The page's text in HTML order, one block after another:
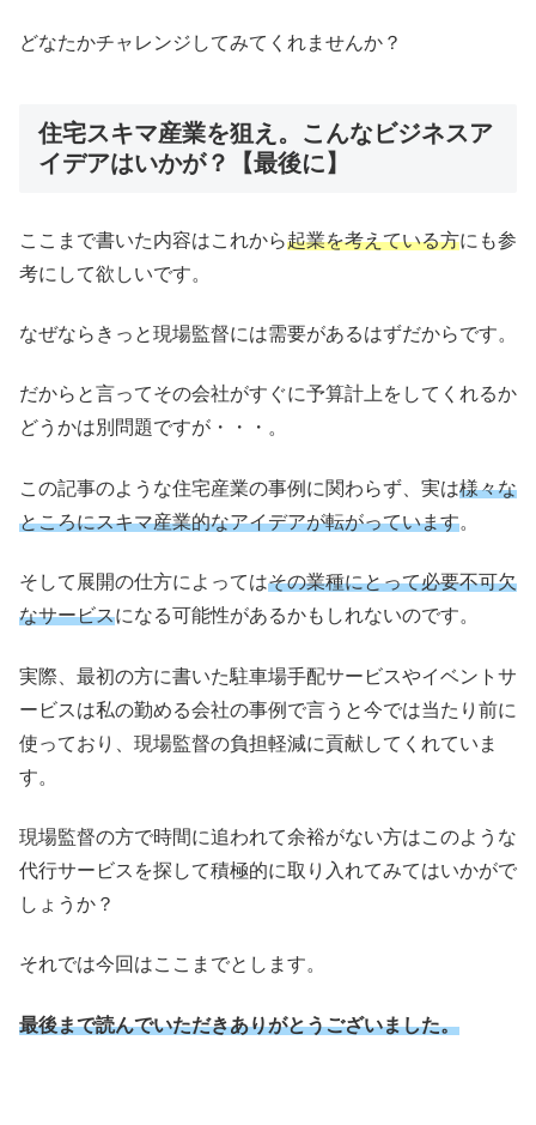
どなたかチャレンジしてみてくれませんか？
住宅スキマ産業を狙え。こんなビジネスア
イデアはいかが？【最後に】
ここまで書いた内容はこれから起業を考えている方にも参
考にして欲しいです。
なぜならきっと現場監督には需要があるはずだからです。
だからと言ってその会社がすぐに予算計上をしてくれるか
どうかは別問題ですが・・・。
この記事のような住宅産業の事例に関わらず、実は様々な
ところにスキマ産業的なアイデアが転がっています。
そして展開の仕方によってはその業種にとって必要不可欠
なサービスになる可能性があるかもしれないのです。
実際、最初の方に書いた駐車場手配サービスやイベントサ
ービスは私の勤める会社の事例で言うと今では当たり前に
使っており、現場監督の負担軽減に貢献してくれていま
す。
現場監督の方で時間に追われて余裕がない方はこのような
代行サービスを探して積極的に取り入れてみてはいかがで
しょうか？
それでは今回はここまでとします。
最後まで読んでいただきありがとうございました。